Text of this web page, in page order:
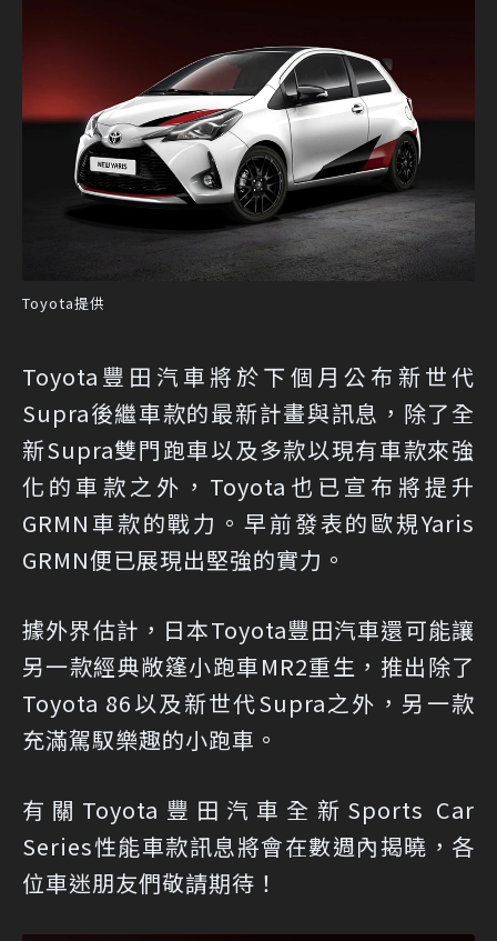
Toyota提供
Toyota豐田汽車將於下個月公布新世代
Supra後繼車款的最新計畫與訊息，除了全
新Supra雙門跑車以及多款以現有車款來強
化的車款之外，Toyota也已宣布將提升
GRMN車款的戰力。早前發表的歐規Yaris
GRMN便已展現出堅強的實力。
據外界估計，日本Toyota豐田汽車還可能讓
另一款經典敞篷小跑車MR2重生，推出除了
Toyota 86以及新世代Supra之外，另一款
充滿駕馭樂趣的小跑車。
有關Toyota豐田汽車全新Sports Car
Series性能車款訊息將會在數週內揭曉，各
位車迷朋友們敬請期待！